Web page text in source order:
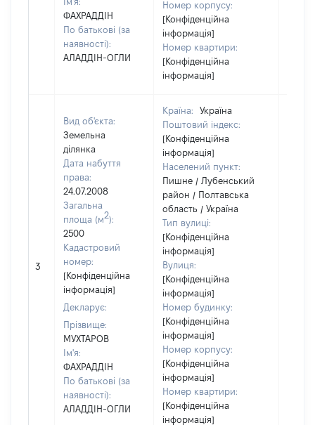
ФАХРАДДІН
По батькові (за
наявності):
АЛАДДІН-ОГЛИ
Номер корпусу:
[Конфіденційна
інформація]
Номер квартири:
[Конфіденційна
інформація]
3
Вид об'єкта:
Земельна
ділянка
Дата набуття
права:
24.07.2008
Загальна
площа (м2):
2500
Кадастровий
номер:
[Конфіденційна
інформація]
Декларує:
Прізвище:
МУХТАРОВ
Ім'я:
ФАХРАДДІН
По батькові (за
наявності):
АЛАДДІН-ОГЛИ
Країна:
Україна
Поштовий індекс:
[Конфіденційна
інформація]
Населений пункт:
Пишне / Лубенський
район / Полтавська
область / Україна
Тип вулиці:
[Конфіденційна
інформація]
Вулиця:
[Конфіденційна
інформація]
Номер будинку:
[Конфіденційна
інформація]
Номер корпусу:
[Конфіденційна
інформація]
Номер квартири:
[Конфіденційна
інформація]